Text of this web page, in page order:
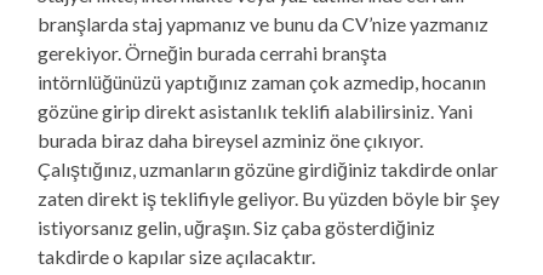
branşlarda staj yapmanız ve bunu da CV’nize yazmanız
gerekiyor. Örneğin burada cerrahi branşta
intörnlüğünüzü yaptığınız zaman çok azmedip, hocanın
gözüne girip direkt asistanlık teklifi alabilirsiniz. Yani
burada biraz daha bireysel azminiz öne çıkıyor.
Çalıştığınız, uzmanların gözüne girdiğiniz takdirde onlar
zaten direkt iş teklifiyle geliyor. Bu yüzden böyle bir şey
istiyorsanız gelin, uğraşın. Siz çaba gösterdiğiniz
takdirde o kapılar size açılacaktır.